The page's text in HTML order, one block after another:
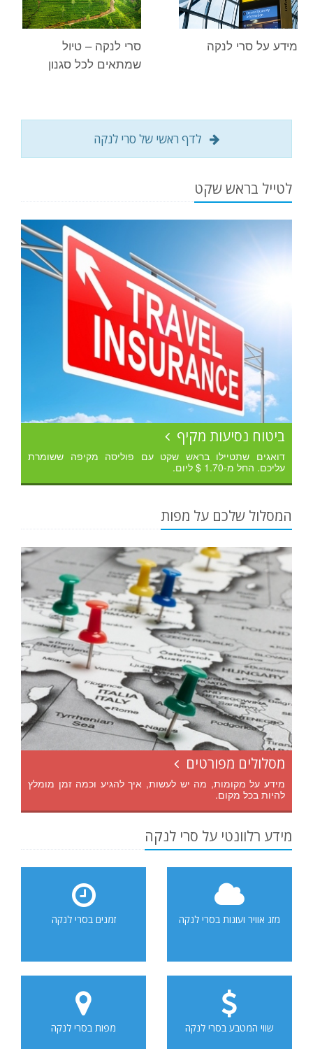
מידע על סרי לנקה
סרי לנקה – טיול
שמתאים לכל סגנון
לדף ראשי של סרי לנקה
לטייל בראש שקט
ביטוח נסיעות מקיף
דואגים שתטיילו בראש שקט עם פוליסה מקיפה ששומרת
עליכם. החל מ-1.70 $ ליום.
המסלול שלכם על מפות
מסלולים מפורטים
מידע על מקומות, מה יש לעשות, איך להגיע וכמה זמן מומלץ
להיות בכל מקום.
מידע רלוונטי על סרי לנקה
מזג אוויר ועונות בסרי לנקה זמנים בסרי לנקה
שווי המטבע בסרי לנקה מפות בסרי לנקה